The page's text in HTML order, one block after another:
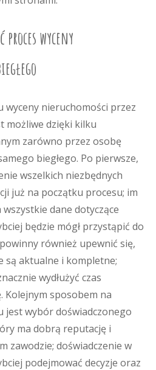
proces wyceny
wyceny nieruchomości przez
możliwe dzięki kilku
zarówno przez osobę
biegłego. Po pierwsze,
wszelkich niezbędnych
już na początku procesu; im
dane dotyczące
będzie mógł przystąpić do
również upewnić się,
są aktualne i kompletne;
wydłużyć czas
Kolejnym sposobem na
jest wybór doświadczonego
ma dobrą reputację i
zawodzie; doświadczenie w
podejmować decyzje oraz